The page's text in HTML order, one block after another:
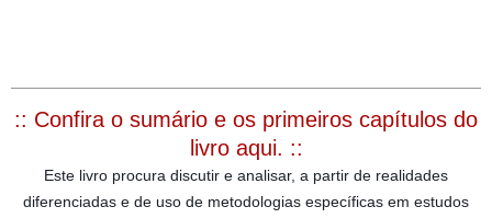
:: Confira o sumário e os primeiros capítulos do
livro aqui. ::
Este livro procura discutir e analisar, a partir de realidades
diferenciadas e de uso de metodologias específicas em estudos